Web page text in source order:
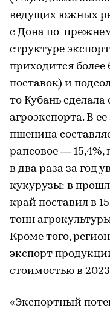
ведущих южных
с Дона по-
структуре
приходится более
поставок) и
то Кубань
агроэкспорта. В
пшеница
рапсовое —
в два раза за год
кукурузы: в
край поставил в
тонн
Кроме того,
экспорт
стоимостью в
«Экспортный